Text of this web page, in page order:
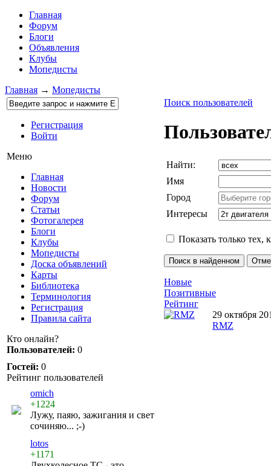
Главная
Форум
Блоги
Объявления
Клубы
Мопедисты
Главная → Мопедисты
Регистрация
Войти
Меню
Главная
Новости
Форум
Статьи
Фотогалерея
Блоги
Клубы
Мопедисты
Доска объявлений
Карты
Библиотека
Терминология
Регистрация
Правила сайта
Кто онлайн?
Пользователей: 0
Гостей: 0
Рейтинг пользователей
omich
+1224
Лужу, паяю, зажигания и свет
сочиняю... ;-)
lotos
+1171
Поиск пользователей
Найти:
Имя
Город
Интересы
Показать только тех,
Новые
Позитивные
Рейтинг
29 октября
RMZ